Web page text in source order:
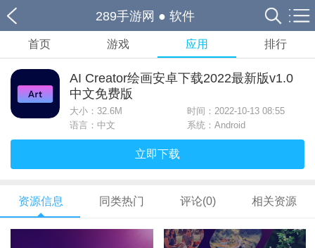
289手游网 ● 软件
首页 游戏 应用 排行
AI Creator绘画安卓下载2022最新版v1.0
中文免费版
大小： 32.6M
时间：2022-10-13 08:55
语言：中文
系统：Android
立即下载
资源信息 同类热门 评论(0) 相关资源